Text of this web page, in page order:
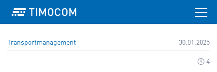
Transportmanagement 30.01.2025
4